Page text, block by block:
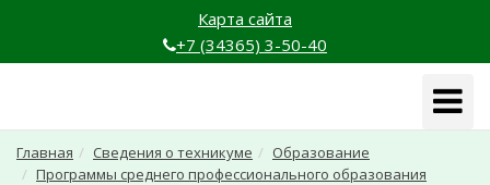
Карта сайта
+7 (34365) 3-50-40
Главная Сведения о техникуме
Образование
Программы среднего профессионального образования